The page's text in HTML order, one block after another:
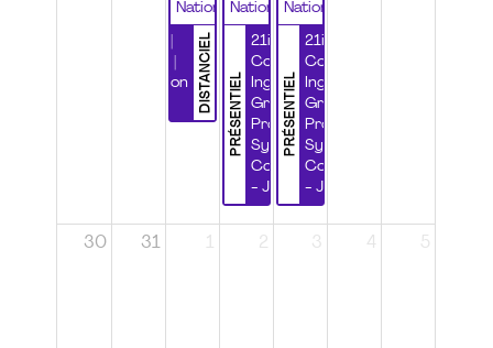
National
DISTANCIEL
Certification
National
PRÉSENTIEL
21ième
Congrès
Ingénierie
Grands
Projets et
Systèmes
Complexes
- Jour 1
National
PRÉSENTIEL
21ième
Congrès
Ingénierie
Grands
Projets et
Systèmes
Complexes
- Jour 2
30 31 1 2 3 4 5